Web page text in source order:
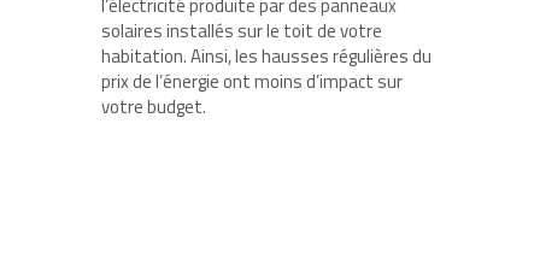
solaires installés sur le toit de votre
habitation. Ainsi, les hausses régulières du
prix de l’énergie ont moins d’impact sur
votre budget.